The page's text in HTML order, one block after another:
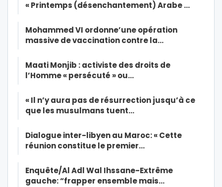
« Printemps (désenchantement) Arabe …
Mohammed VI ordonne’une opération
massive de vaccination contre la…
Maati Monjib : activiste des droits de
l’Homme « persécuté » ou…
« Il n’y aura pas de résurrection jusqu’à ce
que les musulmans tuent…
Dialogue inter-libyen au Maroc: « Cette
réunion constitue le premier…
Enquête/Al Adl Wal Ihssane-Extrême
gauche: “frapper ensemble mais…